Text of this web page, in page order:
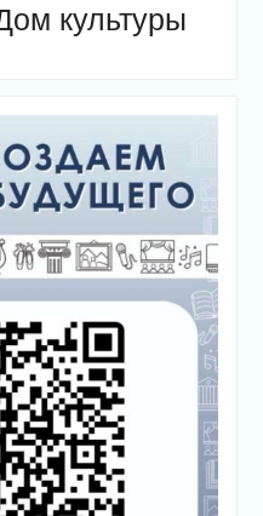
культуры